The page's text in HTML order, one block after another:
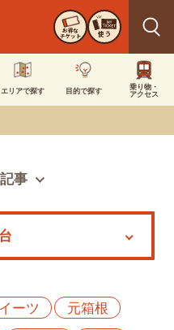
お得な
チケット 使う
エリアで探す 目的で探す
乗り物・
アクセス
事
ス
ーツ
元箱根